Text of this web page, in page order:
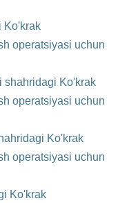
Ko'krak
operatsiyasi uchun
shahridagi Ko'krak
operatsiyasi uchun
Ko'krak
operatsiyasi uchun
Ko'krak